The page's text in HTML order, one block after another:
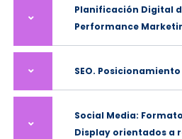
Planificación Digital
Performance
SEO.
Social Media:
Display orientados a